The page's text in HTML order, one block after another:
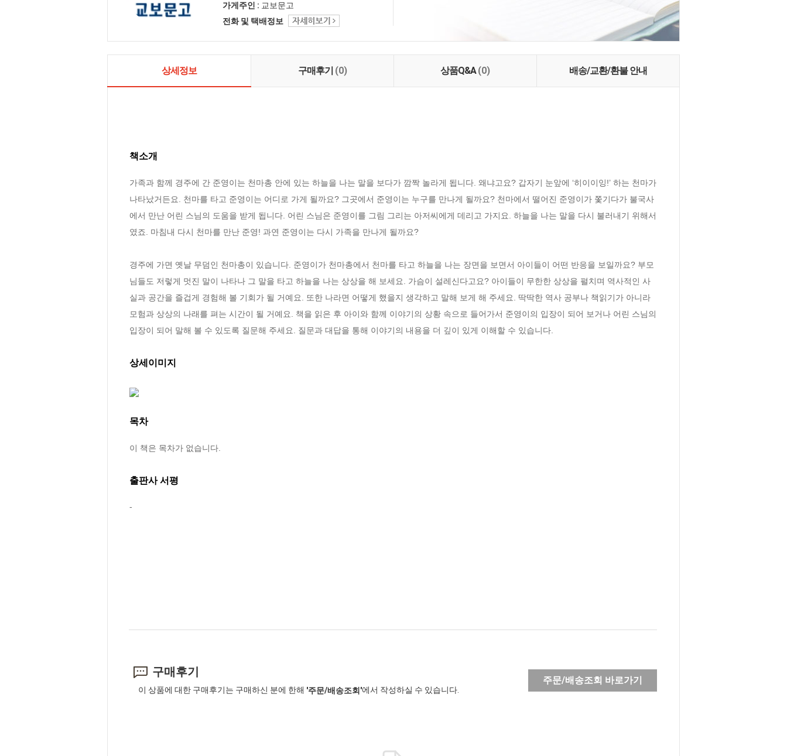
가게주인 : 교보문고
전화 및 택배정보
상세정보 구매후기 (0) 상품Q&A(0) 배송/교환/환불 안내
책소개
가족과 함께 경주에 간 준영이는 천마총 안에 있는 하늘을 나는 말을 보다가 깜짝 놀라게 됩니다. 왜냐고요? 갑자기 눈앞에 ‘히이이잉!’ 하는 천마가
나타났거든요. 천마를 타고 준영이는 어디로 가게 될까요? 그곳에서 준영이는 누구를 만나게 될까요? 천마에서 떨어진 준영이가 쫓기다가 불국사
에서 만난 어린 스님의 도움을 받게 됩니다. 어린 스님은 준영이를 그림 그리는 아저씨에게 데리고 가지요. 하늘을 나는 말을 다시 불러내기 위해서
였죠. 마침내 다시 천마를 만난 준영! 과연 준영이는 다시 가족을 만나게 될까요?
경주에 가면 옛날 무덤인 천마총이 있습니다. 준영이가 천마총에서 천마를 타고 하늘을 나는 장면을 보면서 아이들이 어떤 반응을 보일까요? 부모
님들도 저렇게 멋진 말이 나타나 그 말을 타고 하늘을 나는 상상을 해 보세요. 가슴이 설레신다고요? 아이들이 무한한 상상을 펼치며 역사적인 사
실과 공간을 즐겁게 경험해 볼 기회가 될 거예요. 또한 나라면 어떻게 했을지 생각하고 말해 보게 해 주세요. 딱딱한 역사 공부나 책읽기가 아니라
모험과 상상의 나래를 펴는 시간이 될 거예요. 책을 읽은 후 아이와 함께 이야기의 상황 속으로 들어가서 준영이의 입장이 되어 보거나 어린 스님의
입장이 되어 말해 볼 수 있도록 질문해 주세요. 질문과 대답을 통해 이야기의 내용을 더 깊이 있게 이해할 수 있습니다.
상세이미지
목차
이 책은 목차가 없습니다.
출판사 서평
-
구매후기
이 상품에 대한 구매후기는 구매하신 분에 한해 '주문/배송조회'에서 작성하실 수 있습니다.
주문/배송조회 바로가기